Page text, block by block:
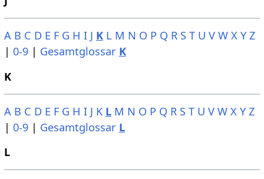
A B C D E F G H I J K L M N O P Q R S T U V W X Y Z
| 0-9| Gesamtglossar K
K
A B C D E F G H I J K L M N O P Q R S T U V W X Y Z
| 0-9| Gesamtglossar L
L